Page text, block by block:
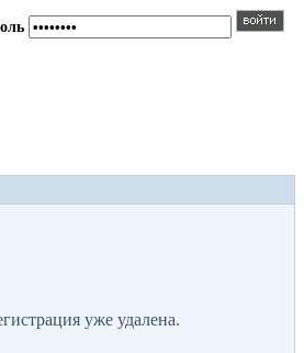
уже удалена.